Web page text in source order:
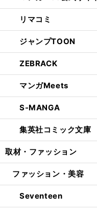
リマコミ
ジャンプTOON
ZEBRACK
マンガMeets
S-MANGA
集英社コミック文庫
取材・ファッション
ファッション・美容
Seventeen